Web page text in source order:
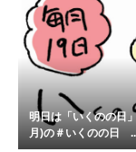
明日は「いくのの日
月)の＃いくのの日